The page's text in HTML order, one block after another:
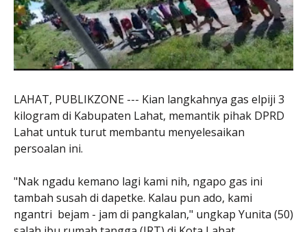
LAHAT, PUBLIKZONE --- Kian langkahnya gas elpiji 3
kilogram di Kabupaten Lahat, memantik pihak DPRD
Lahat untuk turut membantu menyelesaikan
persoalan ini.
"Nak ngadu kemano lagi kami nih, ngapo gas ini
tambah susah di dapetke. Kalau pun ado, kami
ngantri bejam - jam di pangkalan," ungkap Yunita (50)